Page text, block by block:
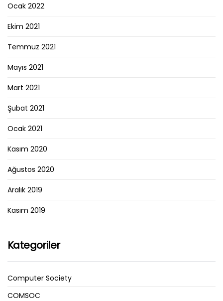
Ocak 2022
Ekim 2021
Temmuz 2021
Mayıs 2021
Mart 2021
Şubat 2021
Ocak 2021
Kasım 2020
Ağustos 2020
Aralık 2019
Kasım 2019
Kategoriler
Computer Society
COMSOC